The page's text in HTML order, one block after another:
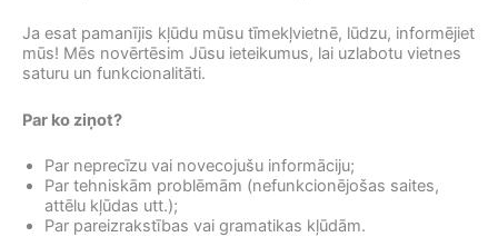
Ja esat pamanījis kļūdu mūsu tīmekļvietnē, lūdzu, informējiet
mūs! Mēs novērtēsim Jūsu ieteikumus, lai uzlabotu vietnes
saturu un funkcionalitāti.
Par ko ziņot?
Par neprecīzu vai novecojušu informāciju;
Par tehniskām problēmām (nefunkcionējošas saites,
attēlu kļūdas utt.);
Par pareizrakstības vai gramatikas kļūdām.